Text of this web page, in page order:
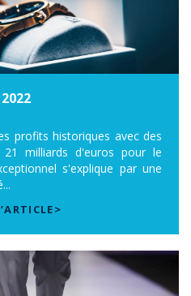
2022
profits historiques avec des
milliards d'euros pour le
s'explique par une